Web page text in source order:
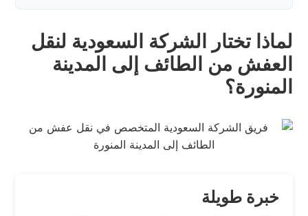
لماذا تختار الشركة السعودية لنقل
العفش من الطائف إلى المدينة
المنورة؟
خبرة طويلة